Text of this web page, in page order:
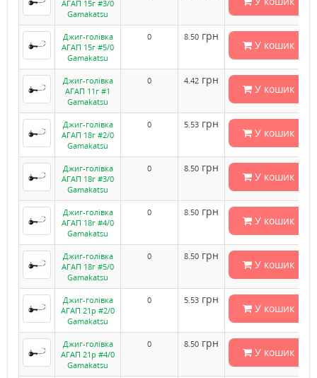
АГАП 15г #3/0
Gamakatsu
Джиг-голівка
АГАП 15г #5/0
Gamakatsu
0 8.50 грн
У кошик
Джиг-голівка
АГАП 11г #1
Gamakatsu
0 4.42 грн
У кошик
Джиг-голівка
АГАП 18г #2/0
Gamakatsu
0 5.53 грн
У кошик
Джиг-голівка
АГАП 18г #3/0
Gamakatsu
0 8.50 грн
У кошик
Джиг-голівка
АГАП 18г #4/0
Gamakatsu
0 8.50 грн
У кошик
Джиг-голівка
АГАП 18г #5/0
Gamakatsu
0 8.50 грн
У кошик
Джиг-голівка
АГАП 21р #2/0
Gamakatsu
0 5.53 грн
У кошик
Джиг-голівка
АГАП 21р #4/0
Gamakatsu
0 8.50 грн
У кошик